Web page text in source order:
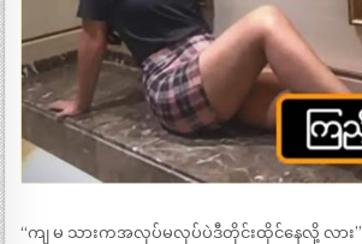
“ကျ မ သားကအလုပ်မလုပ်ပဲဒီတိုင်းထိုင်နေလို့ လား”